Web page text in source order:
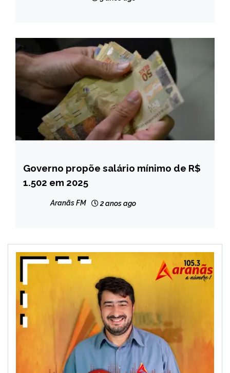
BRASIL
NOTÍCIAS
Governo propõe salário mínimo de R$
1.502 em 2025
Aranãs FM 2 anos ago